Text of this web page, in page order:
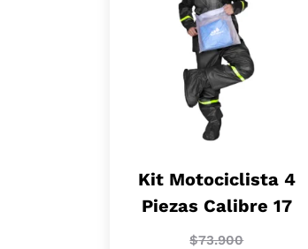
Kit Motociclista 4
Piezas Calibre 17
$73.900